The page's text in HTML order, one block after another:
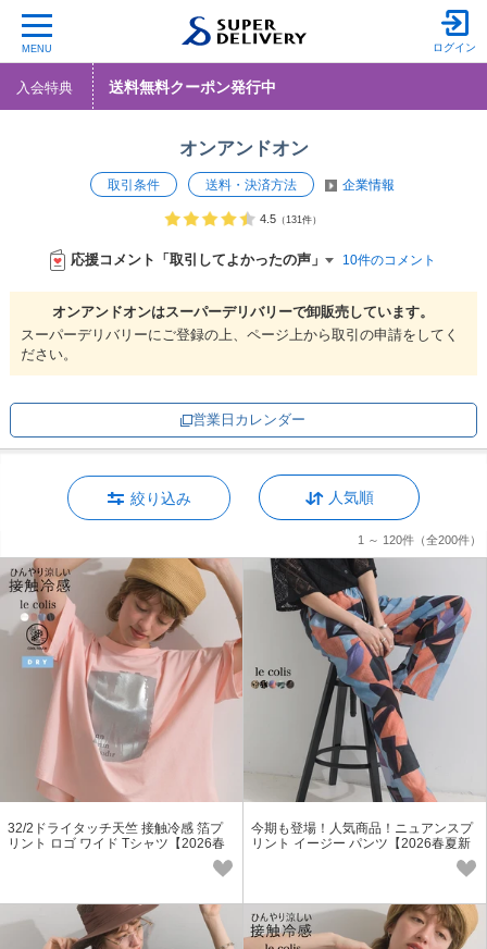
MENU ログイン
入会特典 送料無料クーポン発行中
オンアンドオン
取引条件 送料・決済方法 企業情報
4.5（131件）
応援コメント「取引してよかったの声」 10件のコメント
オンアンドオンはスーパーデリバリーで卸販売しています。
スーパーデリバリーにご登録の上、ページ上から取引の申請をしてく
ださい。
営業日カレンダー
絞り込み 人気順
1 ～ 120件 （全200件）
32/2ドライタッチ天竺 接触冷感 箔プ
リント ロゴ ワイド Tシャツ【2026春
今期も登場！人気商品！ニュアンスプ
リント イージー パンツ【2026春夏新